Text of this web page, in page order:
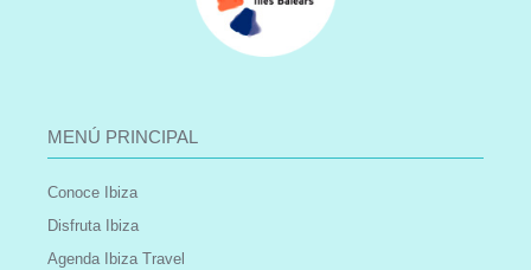
MENÚ PRINCIPAL
Conoce Ibiza
Disfruta Ibiza
Agenda Ibiza Travel